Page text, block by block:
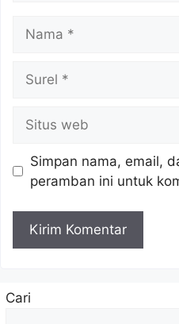
web
Simpan nama, email,
peramban ini untuk
Cari